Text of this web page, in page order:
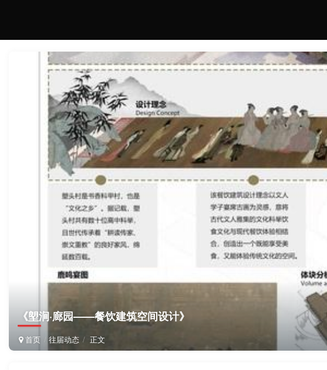
《塱涧·廊园——餐饮建筑空间设计》
首页 往届动态 正文